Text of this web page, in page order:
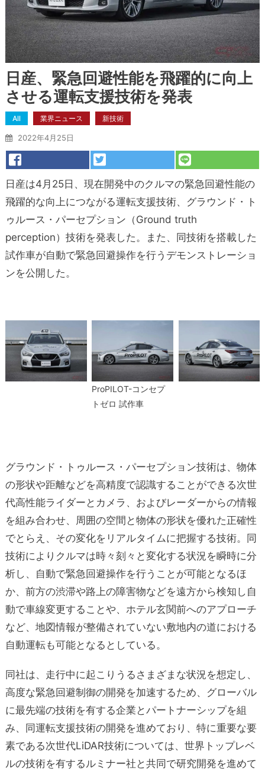
日産、緊急回避性能を飛躍的に向上
させる運転支援技術を発表
All 業界ニュース 新技術
2022年4月25日
日産は4月25日、現在開発中のクルマの緊急回避性能の
飛躍的な向上につながる運転支援技術、グラウンド・ト
ゥルース・パーセプション（Ground truth
perception）技術を発表した。また、同技術を搭載した
試作車が自動で緊急回避操作を行うデモンストレーショ
ンを公開した。
ProPILOT-コンセプ
トゼロ 試作車
グラウンド・トゥルース・パーセプション技術は、物体
の形状や距離などを高精度で認識することができる次世
代高性能ライダーとカメラ、およびレーダーからの情報
を組み合わせ、周囲の空間と物体の形状を優れた正確性
でとらえ、その変化をリアルタイムに把握する技術。同
技術によりクルマは時々刻々と変化する状況を瞬時に分
析し、自動で緊急回避操作を行うことが可能となるほ
か、前方の渋滞や路上の障害物などを遠方から検知し自
動で車線変更することや、ホテル玄関前へのアプローチ
など、地図情報が整備されていない敷地内の道における
自動運転も可能となるとしている。
同社は、走行中に起こりうるさまざまな状況を想定し、
高度な緊急回避制御の開発を加速するため、グローバル
に最先端の技術を有する企業とパートナーシップを組
み、同運転支援技術の開発を進めており、特に重要な要
素である次世代LiDAR技術については、世界トップレベ
ルの技術を有するルミナー社と共同で研究開発を進めて